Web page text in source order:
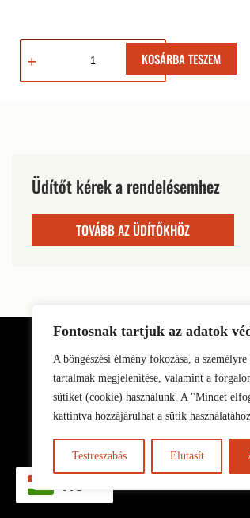
Fontosnak tartjuk az adatok
A böngészési élmény fokozása, a
tartalmak megjelenítése, valamint a
sütiket (cookie) használunk. A "Mindet
kattintva hozzájárulhat a sütik
Testreszabás Elutasít
KOSÁRBA TESZEM
Üdítőt kérek a rendelésemhez
TOVÁBB AZ ÜDÍTŐKHÖZ